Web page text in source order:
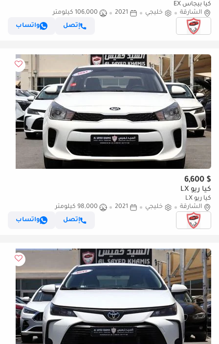
كيا بيجاس EX
الشارقة
خليجي 2021
106,000 كيلومتر
إتصل
واتساب
$ 6,600
كيا ريو LX
كيا ريو LX
الشارقة
خليجي 2021
98,000 كيلومتر
إتصل
واتساب